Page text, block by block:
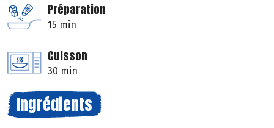
Préparation
15 min
Cuisson
30 min
Ingrédients